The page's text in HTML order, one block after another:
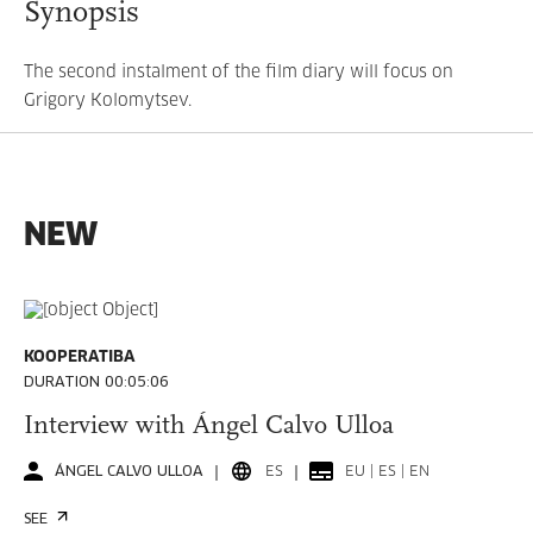
Synopsis
The second instalment of the film diary will focus on
Grigory Kolomytsev.
NEW
KOOPERATIBA
DURATION 00:05:06
Interview with Ángel Calvo Ulloa
ÁNGEL CALVO ULLOA ES EU | ES | EN
SEE